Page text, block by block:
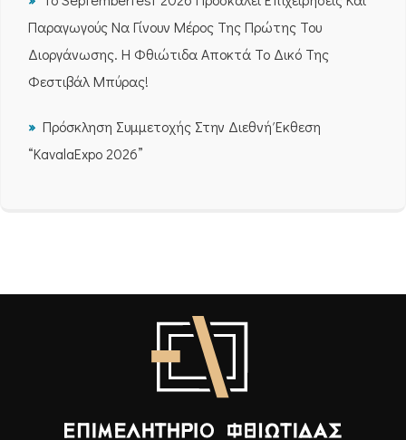
Παραγωγούς Να Γίνουν Μέρος Της Πρώτης Του
Διοργάνωσης. Η Φθιώτιδα Αποκτά Το Δικό Της
Φεστιβάλ Μπύρας!
Πρόσκληση Συμμετοχής Στην Διεθνή Έκθεση
“KavalaExpo 2026”